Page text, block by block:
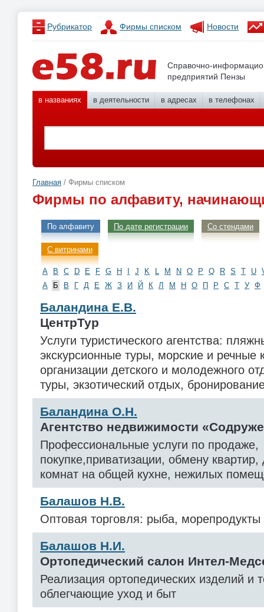
Рубрикатор Фирмы списком Новости
Справочно-
предприятий Пензы
в названиях в деятельности в адресах в телефонах
Главная / Фирмы списком
Фирмы по алфавиту,
По алфавиту По дате регистрации Со стендами
С витринами
A B C D E F G H J K M N O P Q R S T U
А
Б В Г Д Е Ж З И Й К Л М Н О П Р С Т У Ф
Баландина Е.В.
ЦентрТур
Услуги туристического агентства:
экскурсионные туры, морские и речные
организации детского и молодежного
туры, экзотический отдых,
Баландина О.Н.
Агентство недвижимости
Профессиональные услуги по продаже,
покупке,приватизации, обмену
комнат на общей кухне, нежилых
Балашов Н.В.
Оптовая торговля: рыба, морепродукты
Балашов Н.И.
Ортопедический салон Интел-
Реализация ортопедических изделий и
облегчающие уход и быт